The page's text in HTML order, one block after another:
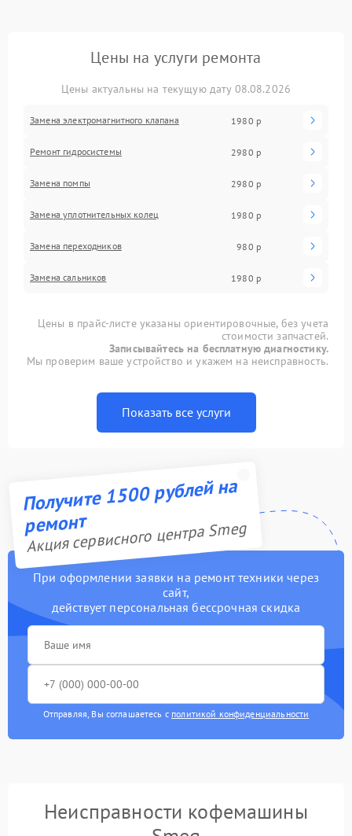
Цены на услуги ремонта
Цены актуальны на текущую дату 08.08.2026
Замена электромагнитного клапана 1980 р
Ремонт гидросистемы 2980 р
Замена помпы 2980 р
Замена уплотнительных колец 1980 р
Замена переходников 980 р
Замена сальников 1980 р
Цены в прайс-листе указаны ориентировочные, без учета
стоимости запчастей.
Записывайтесь на бесплатную диагностику.
Мы проверим ваше устройство и укажем на неисправность.
Показать все услуги
Получите 1500 рублей на
ремонт
Акция сервисного центра Smeg
При оформлении заявки на ремонт техники через
сайт,
действует персональная бессрочная скидка
Отправляя, Вы соглашаетесь с политикой конфиденциальности
Неисправности кофемашины